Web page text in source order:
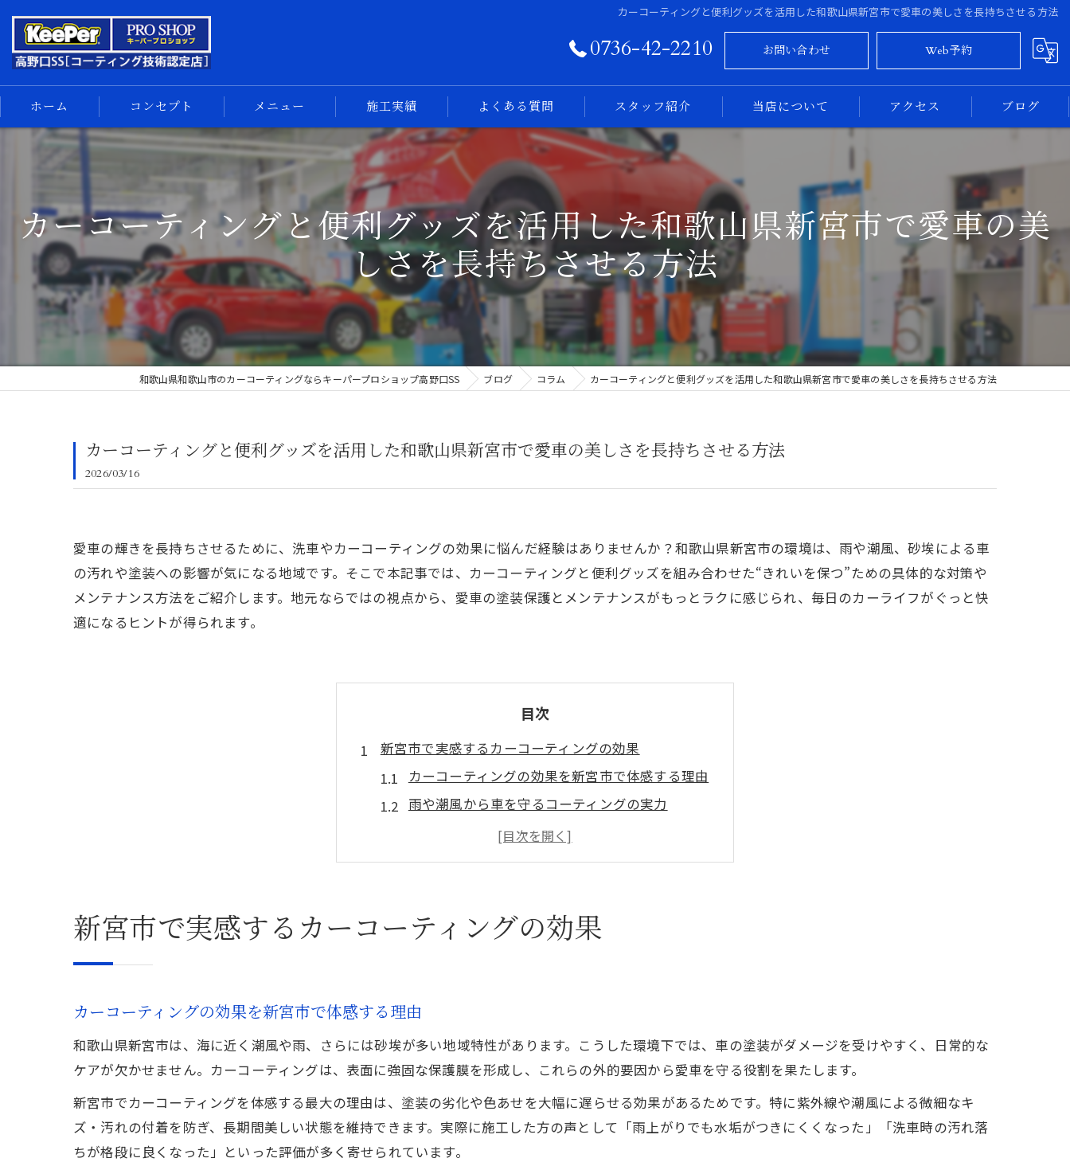
カーコーティングと便利グッズを活用した和歌山県新宮市で愛車の美しさを長持ちさせる方法
0736-42-2210 お問い合わせ Web予約
ホーム コンセプト メニュー
コーティングメニュー
手洗い洗車
車内清掃
サイドメニュー
スマホ
施工実績
フォトログ
よくある質問 スタッフ紹介 当店について
奈良のカーコーティング
新車
中古車
専門店
アクセス ブログ
カーコーティングと便利グッズを活用した和歌山県新宮市で愛車の美
しさを長持ちさせる方法
和歌山県和歌山市のカーコーティングならキーパープロショップ高野口SS ブログ コラム カーコーティングと便利グッズを活用した和歌山県新宮市で愛車の美しさを長持ちさせる方法
カーコーティングと便利グッズを活用した和歌山県新宮市で愛車の美しさを長持ちさせる方法
2026/03/16
愛車の輝きを長持ちさせるために、洗車やカーコーティングの効果に悩んだ経験はありませんか？和歌山県新宮市の環境は、雨や潮風、砂埃による車
の汚れや塗装への影響が気になる地域です。そこで本記事では、カーコーティングと便利グッズを組み合わせた“きれいを保つ”ための具体的な対策や
メンテナンス方法をご紹介します。地元ならではの視点から、愛車の塗装保護とメンテナンスがもっとラクに感じられ、毎日のカーライフがぐっと快
適になるヒントが得られます。
目次
新宮市で実感するカーコーティングの効果
カーコーティングの効果を新宮市で体感する理由
雨や潮風から車を守るコーティングの実力
カーコーティングで日常の洗車が驚くほど楽に
新宮市の環境に合わせた塗装保護のポイント
便利グッズを使った手軽な車の美しさ維持術
カーコーティングと便利グッズの相乗効果を解説
カーコーティングと合わせて行う洗車時短術
愛車の輝きを守るコーティング活用法
カーコーティングで光沢を長く保つための秘訣
適切なコーティング選びが輝きを左右する理由
新宮市で実感するカーコーティングの効果
カーコーティングの効果を新宮市で体感する理由
和歌山県新宮市は、海に近く潮風や雨、さらには砂埃が多い地域特性があります。こうした環境下では、車の塗装がダメージを受けやすく、日常的な
ケアが欠かせません。カーコーティングは、表面に強固な保護膜を形成し、これらの外的要因から愛車を守る役割を果たします。
新宮市でカーコーティングを体感する最大の理由は、塗装の劣化や色あせを大幅に遅らせる効果があるためです。特に紫外線や潮風による微細なキ
ズ・汚れの付着を防ぎ、長期間美しい状態を維持できます。実際に施工した方の声として「雨上がりでも水垢がつきにくくなった」「洗車時の汚れ落
ちが格段に良くなった」といった評価が多く寄せられています。